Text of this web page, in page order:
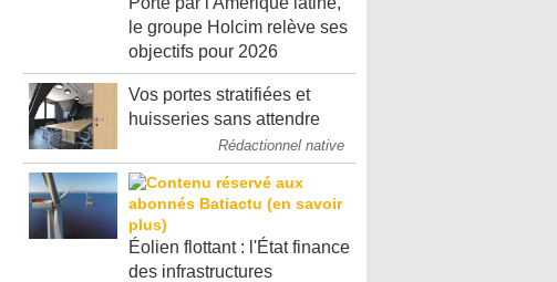
le groupe Holcim relève ses
objectifs pour 2026
Vos portes stratifiées et
huisseries sans attendre
Rédactionnel native
Éolien flottant : l'État finance
des infrastructures